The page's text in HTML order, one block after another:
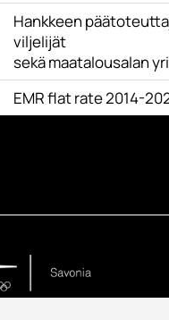
Hankkeen
viljelijät
sekä maatalousalan
EMR flat rate 2014-